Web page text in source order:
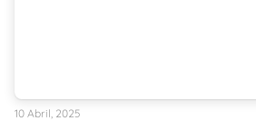
10 Abril, 2025